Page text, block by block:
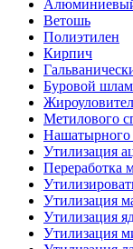
Ветошь
Полиэтилен
Кирпич
Буровой шлам
Метилового
Нашатырного
Утилизация
Переработка
Утилизация
Утилизация
Утилизация